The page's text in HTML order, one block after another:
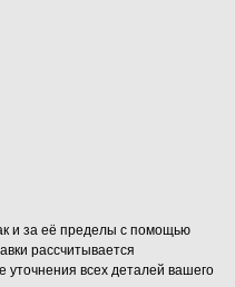
и за её пределы с помощью
рассчитывается
всех деталей вашего